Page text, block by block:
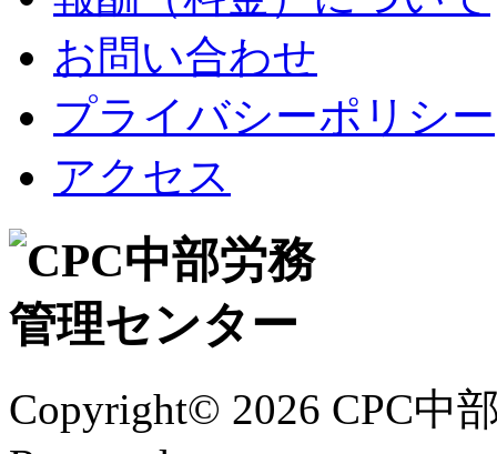
お問い合わせ
プライバシーポリシー
アクセス
Copyright© 2026 CPC中